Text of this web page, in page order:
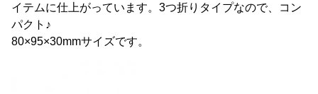
イテムに仕上がっています。3つ折りタイプなので、コン
パクト♪
80×95×30mmサイズです。